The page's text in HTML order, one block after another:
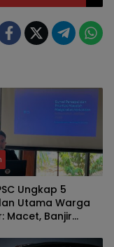
Ungkap 5
Utama Warga
Macet, Banjir